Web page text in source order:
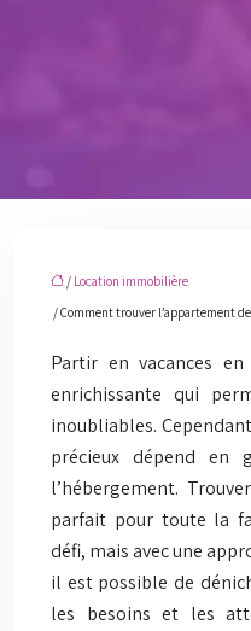
/ Location immobilière
/ Comment trouver l’appartement
Partir en vacances
enrichissante qui
inoubliables.
précieux dépend en
l’hébergement.
parfait pour toute la
défi, mais avec une
il est possible de
les besoins et les